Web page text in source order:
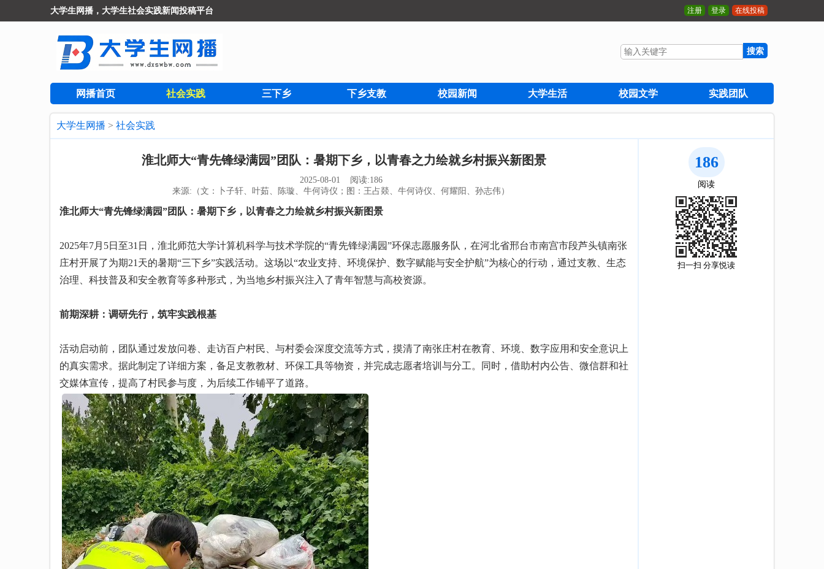
注册 登录 在线投稿
大学生网播，大学生社会实践新闻投稿平台
搜索
网播首页 社会实践 三下乡 下乡支教 校园新闻 大学生活 校园文学 实践团队
大学生网播 > 社会实践
淮北师大“青先锋绿满园”团队：暑期下乡，以青春之力绘就乡村振兴新图景
2025-08-01 阅读:186
来源:（文：卜子轩、叶茹、陈璇、牛何诗仪；图：王占燚、牛何诗仪、何耀阳、孙志伟）
淮北师大“青先锋绿满园”团队：暑期下乡，以青春之力绘就乡村振兴新图景
2025年7月5日至31日，淮北师范大学计算机科学与技术学院的“青先锋绿满园”环保志愿服务队，在河北省邢台市南宫市段芦头镇南张
庄村开展了为期21天的暑期“三下乡”实践活动。这场以“农业支持、环境保护、数字赋能与安全护航”为核心的行动，通过支教、生态
治理、科技普及和安全教育等多种形式，为当地乡村振兴注入了青年智慧与高校资源。
前期深耕：调研先行，筑牢实践根基
活动启动前，团队通过发放问卷、走访百户村民、与村委会深度交流等方式，摸清了南张庄村在教育、环境、数字应用和安全意识上
的真实需求。据此制定了详细方案，备足支教教材、环保工具等物资，并完成志愿者培训与分工。同时，借助村内公告、微信群和社
交媒体宣传，提高了村民参与度，为后续工作铺平了道路。
186
阅读
扫一扫 分享悦读